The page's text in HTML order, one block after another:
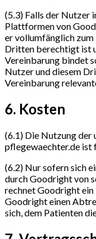
(5.3) Falls der Nutzer
Plattformen von
er vollumfänglich
Dritten berechtigt ist
Vereinbarung bindet
Nutzer und diesem
Vereinbarung
6. Kosten
(6.1) Die Nutzung der
pflegewaechter.de ist
(6.2) Nur sofern sich
durch Goodright von
rechnet Goodright
Goodright einen
sich, dem Patienten